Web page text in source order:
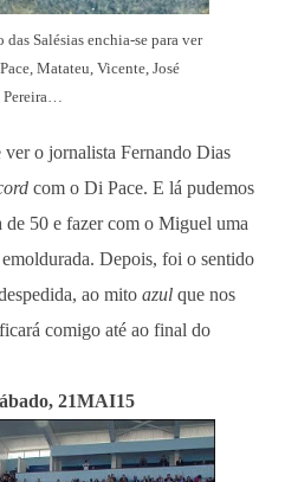
das Salésias enchia-se para ver
Matateu, Vicente, José
Pereira…
o jornalista Fernando Dias
com o Di Pace. E lá pudemos
de 50 e fazer com o Miguel uma
Depois, foi o sentido
ao mito azul que nos
comigo até ao final do
21MAI15